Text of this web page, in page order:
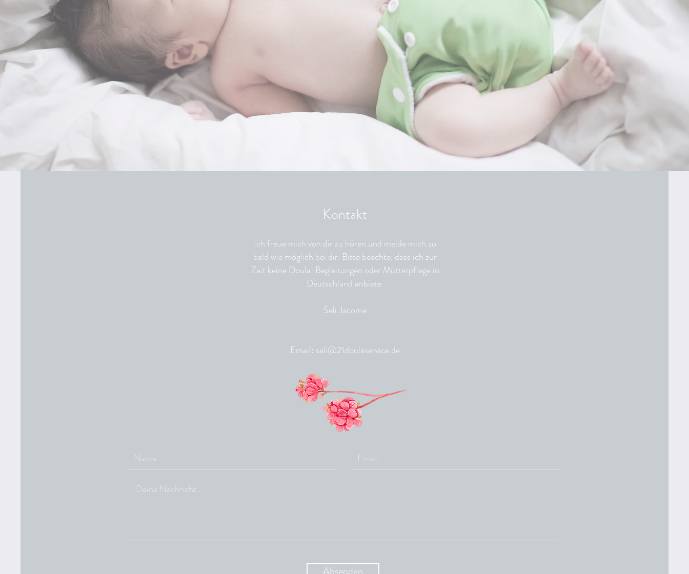
Kontakt
Ich freue mich von dir zu hören und melde mich so
bald wie möglich bei dir. Bitte beachte, dass ich zur
Zeit keine Doula-Begleitungen oder Mütterpflege in
Deutschland anbiete.
Seli Jacome
Email: seli@21doulaservice.de